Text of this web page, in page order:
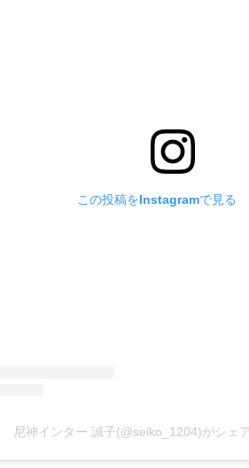
この投稿をInstagramで見る
尼神インター 誠子(@seiko_1204)がシェ